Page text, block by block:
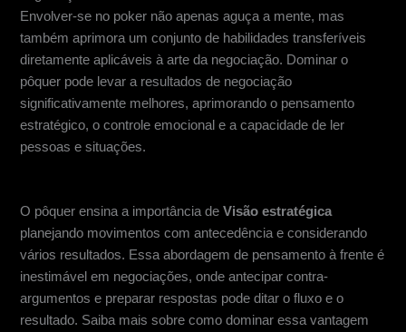
Envolver-se no poker não apenas aguça a mente, mas
também aprimora um conjunto de habilidades transferíveis
diretamente aplicáveis à arte da negociação. Dominar o
pôquer pode levar a resultados de negociação
significativamente melhores, aprimorando o pensamento
estratégico, o controle emocional e a capacidade de ler
pessoas e situações.
O pôquer ensina a importância deVisão estratégica
planejando movimentos com antecedência e considerando
vários resultados. Essa abordagem de pensamento à frente é
inestimável em negociações, onde antecipar contra-
argumentos e preparar respostas pode ditar o fluxo e o
resultado. Saiba mais sobre como dominar essa vantagem